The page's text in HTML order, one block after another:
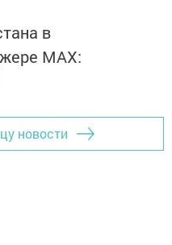
в
MАХ:
новости